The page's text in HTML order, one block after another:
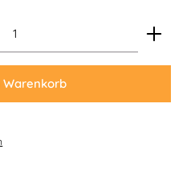
gewünschten Wert ein
Warenkorb